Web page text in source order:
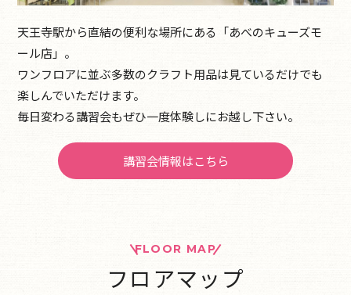
天王寺駅から直結の便利な場所にある「あべのキューズモ
ール店」。
ワンフロアに並ぶ多数のクラフト用品は見ているだけでも
楽しんでいただけます。
毎日変わる講習会もぜひ一度体験しにお越し下さい。
講習会情報はこちら
FLOOR MAP
フロアマップ